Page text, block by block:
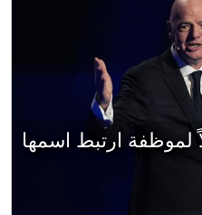
لموظفة ارتبط اسمها